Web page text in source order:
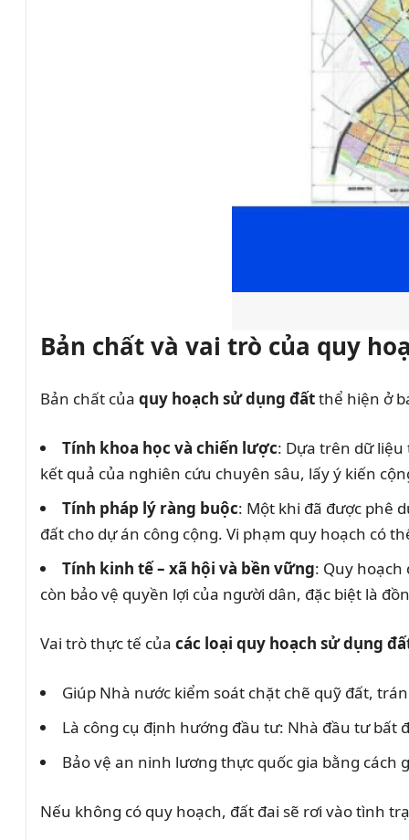
Bản chất và vai trò của quy
Bản chất của quy hoạch sử dụng đấtthể hiện ở
Tính khoa học và chiến lược: Dựa trên dữ liệu
kết quả của nghiên cứu chuyên sâu, lấy ý kiến
Tính pháp lý ràng buộc: Một khi đã được phê
đất cho dự án công cộng. Vi phạm quy hoạch có
Tính kinh tế – xã hội và bền vững: Quy
còn bảo vệ quyền lợi của người dân, đặc biệt là
Vai trò thực tế của các loại quy hoạch sử dụng
Giúp Nhà nước kiểm soát chặt chẽ quỹ đất,
Là công cụ định hướng đầu tư: Nhà đầu tư bất
Bảo vệ an ninh lương thực quốc gia bằng
Nếu không có quy hoạch, đất đai sẽ rơi vào tình